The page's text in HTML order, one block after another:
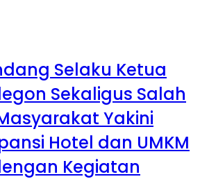
Selaku Ketua
Sekaligus Salah
Yakini
Hotel dan UMKM
Kegiatan